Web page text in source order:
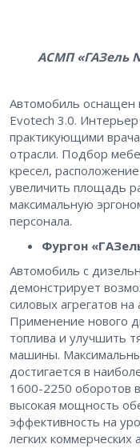
АСМП «ГАЗель
Автомобиль оснащен
Evotech 3.0.
практикующими
отрасли. Подбор
кресел,
увеличить площадь
максимальную
персонала.
Фургон
Автомобиль с
демонстрирует
силовых агрегатов
Применение нового
топлива и улучшить
машины.
достигается в
1600-2250 оборотов
высокая мощность
эффективность на
легких коммерческих